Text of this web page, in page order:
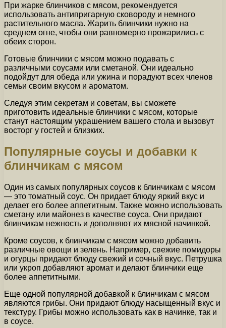
При жарке блинчиков с мясом, рекомендуется
использовать антипригарную сковороду и немного
растительного масла. Жарить блинчики нужно на
среднем огне, чтобы они равномерно прожарились с
обеих сторон.
Готовые блинчики с мясом можно подавать с
различными соусами или сметаной. Они идеально
подойдут для обеда или ужина и порадуют всех членов
семьи своим вкусом и ароматом.
Следуя этим секретам и советам, вы сможете
приготовить идеальные блинчики с мясом, которые
станут настоящим украшением вашего стола и вызовут
восторг у гостей и близких.
Популярные соусы и добавки к
блинчикам с мясом
Один из самых популярных соусов к блинчикам с мясом
— это томатный соус. Он придает блюду яркий вкус и
делает его более аппетитным. Также можно использовать
сметану или майонез в качестве соуса. Они придают
блинчикам нежность и дополняют их мясной начинкой.
Кроме соусов, к блинчикам с мясом можно добавить
различные овощи и зелень. Например, свежие помидоры
и огурцы придают блюду свежий и сочный вкус. Петрушка
или укроп добавляют аромат и делают блинчики еще
более аппетитными.
Еще одной популярной добавкой к блинчикам с мясом
являются грибы. Они придают блюду насыщенный вкус и
текстуру. Грибы можно использовать как в начинке, так и
в соусе.